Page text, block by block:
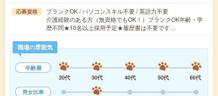
応募資格
ブランクOK / パソコンスキル不要 / 英語力不要
介護経験のある方（無資格でもOK！）ブランクOK年齢・学
歴不問★10名以上採用予定★履歴書は不要です…
職場の雰囲気
年齢層
20代
30代 40代 50代
60代
男女比率